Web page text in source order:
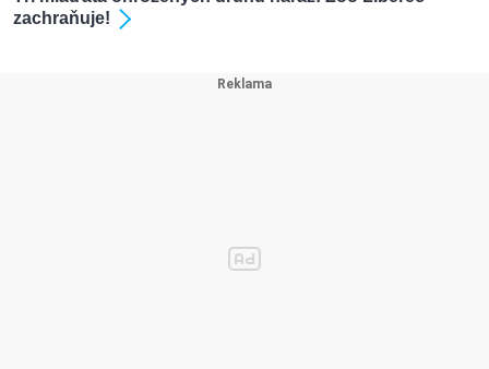
zachraňuje!